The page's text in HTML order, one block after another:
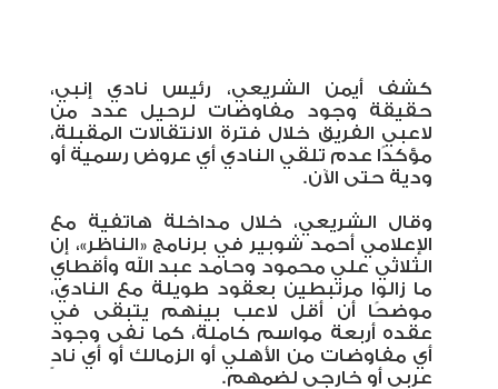
كشف أيمن الشريعي، رئيس نادي إنبي،
حقيقة وجود مفاوضات لرحيل عدد من
لاعبي الفريق خلال فترة الانتقالات المقبلة،
مؤكدًا عدم تلقي النادي أي عروض رسمية أو
ودية حتى الآن.
وقال الشريعي، خلال مداخلة هاتفية مع
الإعلامي أحمد شوبير في برنامج «الناظر»، إن
الثلاثي علي محمود وحامد عبد الله وأقطاي
ما زالوا مرتبطين بعقود طويلة مع النادي،
موضحًا أن أقل لاعب بينهم يتبقى في
عقده أربعة مواسم كاملة، كما نفى وجود
أي مفاوضات من الأهلي أو الزمالك أو أي نادٍ
عربي أو خارجي لضمهم.